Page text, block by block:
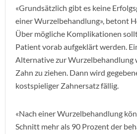
«Grundsätzlich gibt es keine
einer Wurzelbehandlung», betont
Über mögliche Komplikationen
Patient vorab aufgeklärt werden.
Alternative zur Wurzelbehandlung
Zahn zu ziehen. Dann wird
kostspieliger Zahnersatz fällig.
«Nach einer Wurzelbehandlung
Schnitt mehr als 90 Prozent der